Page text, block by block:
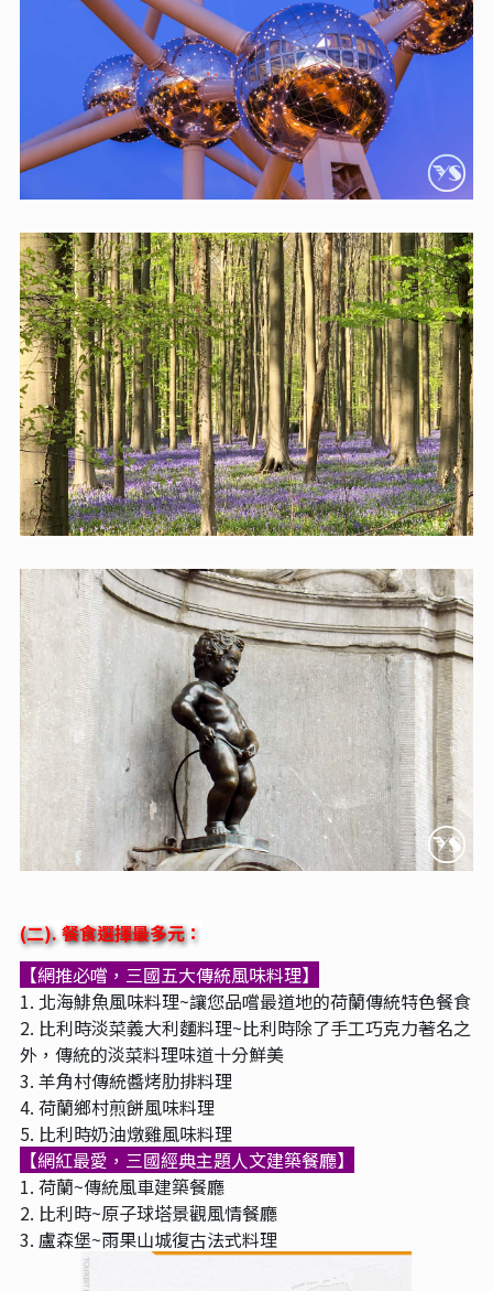
(二). 餐食選擇最多元：
【網推必嚐，三國五大傳統風味料理】
1. 北海鯡魚風味料理~讓您品嚐最道地的荷蘭傳統特色餐食
2. 比利時淡菜義大利麵料理~比利時除了手工巧克力著名之
外，傳統的淡菜料理味道十分鮮美
3. 羊角村傳統醬烤肋排料理
4. 荷蘭鄉村煎餅風味料理
5. 比利時奶油燉雞風味料理
【網紅最愛，三國經典主題人文建築餐廳】
1. 荷蘭~傳統風車建築餐廳
2. 比利時~原子球塔景觀風情餐廳
3. 盧森堡~雨果山城復古法式料理